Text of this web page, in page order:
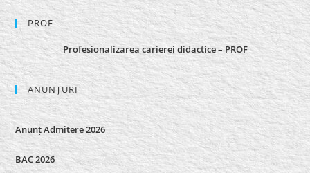
PROF
Profesionalizarea carierei didactice – PROF
ANUNȚURI
Anunț Admitere 2026
BAC 2026